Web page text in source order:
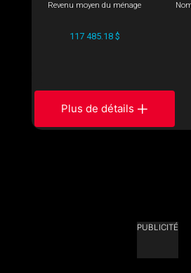
Revenu moyen du ménage
117 485.18 $
Plus de détails
PUBLICITÉ